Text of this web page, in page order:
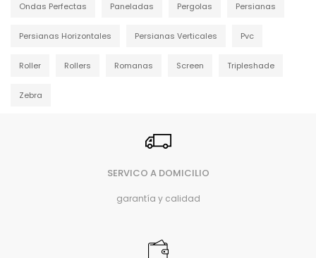
Ondas Perfectas Paneladas Pergolas Persianas
Persianas Horizontales Persianas Verticales Pvc
Roller Rollers Romanas Screen Tripleshade
Zebra
SERVICO A DOMICILIO
garantía y calidad